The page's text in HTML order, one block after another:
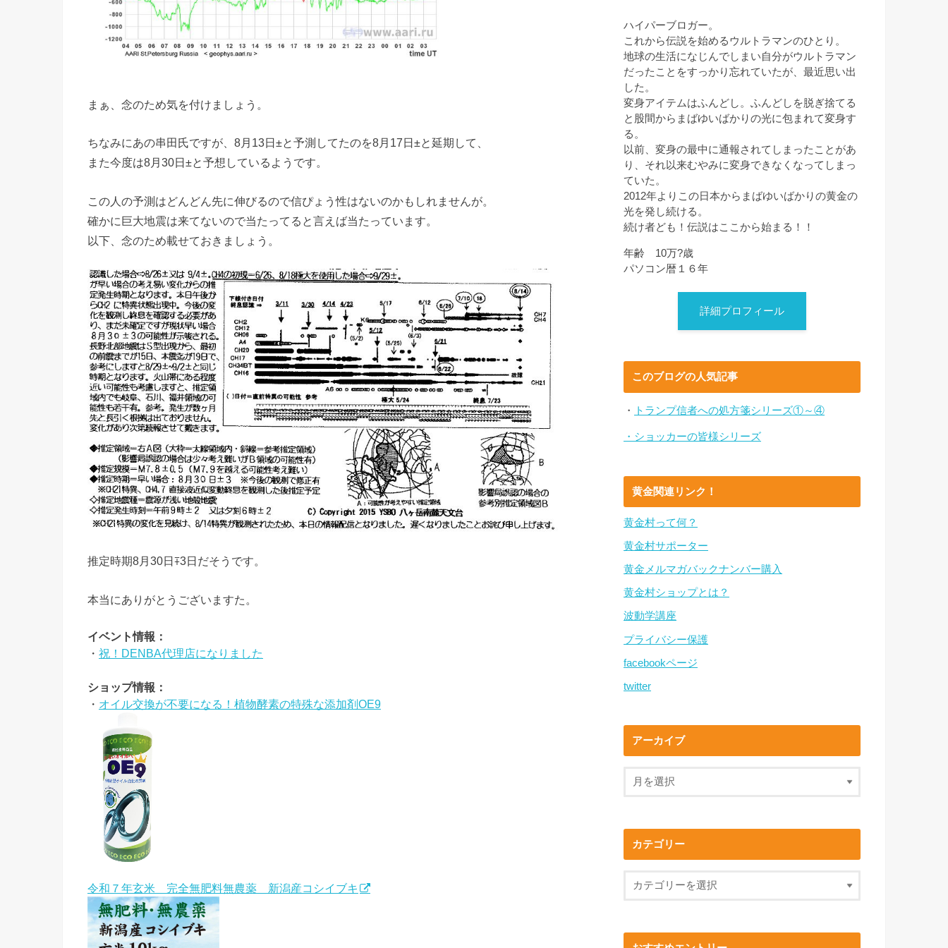
まぁ、念のため気を付けましょう。
ちなみにあの串田氏ですが、8月13日±と予測してたのを8月17日±と延期して、
また今度は8月30日±と予想しているようです。
この人の予測はどんどん先に伸びるので信ぴょう性はないのかもしれませんが。
確かに巨大地震は来てないので当たってると言えば当たっています。
以下、念のため載せておきましょう。
推定時期8月30日∓3日だそうです。
本当にありがとうございますた。
イベント情報：
・ 祝！DENBA代理店になりました
ショップ情報：
・ オイル交換が不要になる！植物酵素の特殊な添加剤OE9
令和７年玄米 完全無肥料無農薬 新潟産コシイブキ
ハイパーブロガー。
これから伝説を始めるウルトラマンのひとり。
地球の生活になじんでしまい自分がウルトラマン
だったことをすっかり忘れていたが、最近思い出
した。
変身アイテムはふんどし。ふんどしを脱ぎ捨てる
と股間からまばゆいばかりの光に包まれて変身す
る。
以前、変身の最中に通報されてしまったことがあ
り、それ以来むやみに変身できなくなってしまっ
ていた。
2012年よりこの日本からまばゆいばかりの黄金の
光を発し続ける。
続け者ども！伝説はここから始まる！！
年齢 10万?歳
パソコン暦１６年
詳細プロフィール
このブログの人気記事
・ トランプ信者への処方箋シリーズ①～④
・ショッカーの皆様シリーズ
黄金関連リンク！
黄金村って何？
黄金村サポーター
黄金メルマガバックナンバー購入
黄金村ショップとは？
波動学講座
プライバシー保護
facebookページ
twitter
アーカイブ
カテゴリー